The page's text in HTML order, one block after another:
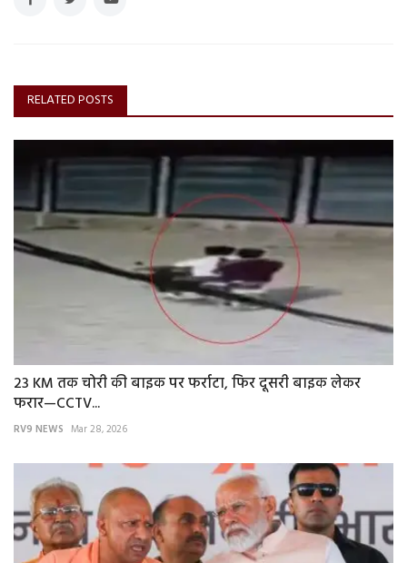
RELATED POSTS
23 KM तक चोरी की बाइक पर फर्राटा, फिर दूसरी बाइक लेकर
फरार—CCTV...
RV9 NEWS Mar 28, 2026